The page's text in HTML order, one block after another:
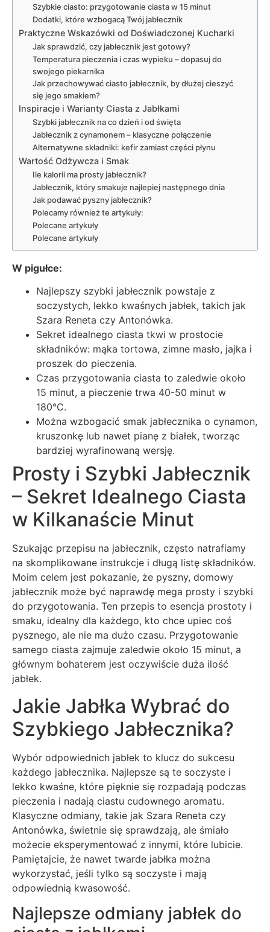
Szybkie ciasto: przygotowanie ciasta w 15 minut
Dodatki, które wzbogacą Twój jabłecznik
Praktyczne Wskazówki od Doświadczonej Kucharki
Jak sprawdzić, czy jabłecznik jest gotowy?
Temperatura pieczenia i czas wypieku – dopasuj do
swojego piekarnika
Jak przechowywać ciasto jabłecznik, by dłużej cieszyć
się jego smakiem?
Inspiracje i Warianty Ciasta z Jabłkami
Szybki jabłecznik na co dzień i od święta
Jabłecznik z cynamonem – klasyczne połączenie
Alternatywne składniki: kefir zamiast części płynu
Wartość Odżywcza i Smak
Ile kalorii ma prosty jabłecznik?
Jabłecznik, który smakuje najlepiej następnego dnia
Jak podawać pyszny jabłecznik?
Polecamy również te artykuły:
Polecane artykuły
Polecane artykuły
W pigułce:
Najlepszy szybki jabłecznik powstaje z
soczystych, lekko kwaśnych jabłek, takich jak
Szara Reneta czy Antonówka.
Sekret idealnego ciasta tkwi w prostocie
składników: mąka tortowa, zimne masło, jajka i
proszek do pieczenia.
Czas przygotowania ciasta to zaledwie około
15 minut, a pieczenie trwa 40-50 minut w
180°C.
Można wzbogacić smak jabłecznika o cynamon,
kruszonkę lub nawet pianę z białek, tworząc
bardziej wyrafinowaną wersję.
Prosty i Szybki Jabłecznik
– Sekret Idealnego Ciasta
w Kilkanaście Minut
Szukając przepisu na jabłecznik, często natrafiamy
na skomplikowane instrukcje i długą listę składników.
Moim celem jest pokazanie, że pyszny, domowy
jabłecznik może być naprawdę mega prosty i szybki
do przygotowania. Ten przepis to esencja prostoty i
smaku, idealny dla każdego, kto chce upiec coś
pysznego, ale nie ma dużo czasu. Przygotowanie
samego ciasta zajmuje zaledwie około 15 minut, a
głównym bohaterem jest oczywiście duża ilość
jabłek.
Jakie Jabłka Wybrać do
Szybkiego Jabłecznika?
Wybór odpowiednich jabłek to klucz do sukcesu
każdego jabłecznika. Najlepsze są te soczyste i
lekko kwaśne, które pięknie się rozpadają podczas
pieczenia i nadają ciastu cudownego aromatu.
Klasyczne odmiany, takie jak Szara Reneta czy
Antonówka, świetnie się sprawdzają, ale śmiało
możecie eksperymentować z innymi, które lubicie.
Pamiętajcie, że nawet twarde jabłka można
wykorzystać, jeśli tylko są soczyste i mają
odpowiednią kwasowość.
Najlepsze odmiany jabłek do